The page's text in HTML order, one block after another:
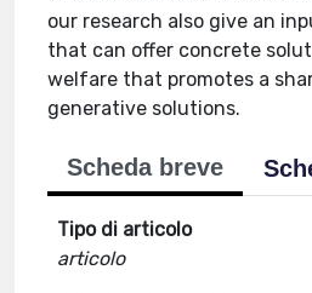
our research also give an
that can offer concrete
welfare that promotes a
generative solutions.
Scheda breve
Tipo di articolo
articolo